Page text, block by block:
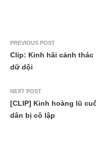
PREVIOUS POST
Clip: Kinh hãi cảnh
dữ dội
NEXT POST
[CLIP] Kinh hoàng lũ
dân bị cô lập